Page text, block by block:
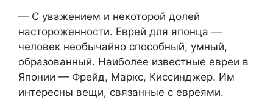
— С уважением и некоторой долей
настороженности. Еврей для японца —
человек необычайно способный, умный,
образованный. Наиболее известные евреи в
Японии — Фрейд, Маркс, Киссинджер. Им
интересны вещи, связанные с евреями.